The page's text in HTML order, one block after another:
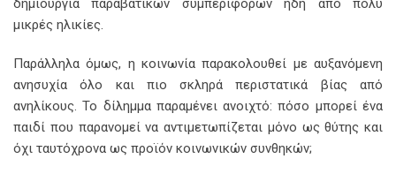
δημιουργία παραβατικών συμπεριφορών ήδη από πολύ
μικρές ηλικίες.
Παράλληλα όμως, η κοινωνία παρακολουθεί με αυξανόμενη
ανησυχία όλο και πιο σκληρά περιστατικά βίας από
ανηλίκους. Το δίλημμα παραμένει ανοιχτό: πόσο μπορεί ένα
παιδί που παρανομεί να αντιμετωπίζεται μόνο ως θύτης και
όχι ταυτόχρονα ως προϊόν κοινωνικών συνθηκών;